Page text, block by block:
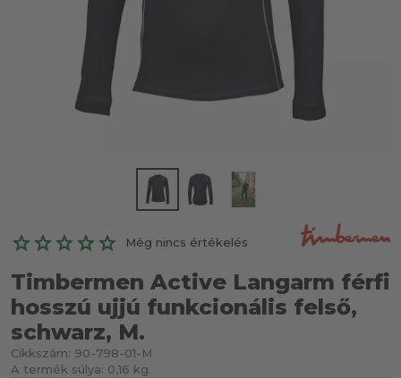
Még nincs értékelés
Timbermen Active Langarm férfi
hosszú ujjú funkcionális felső,
schwarz, M.
Cikkszám: 90-798-01-M
A termék súlya: 0,16 kg